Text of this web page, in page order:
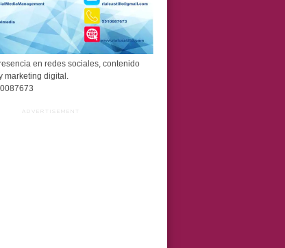
en redes sociales, contenido
marketing digital.
ADVERTISEMENT